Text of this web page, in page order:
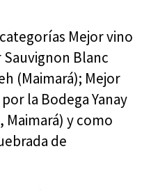
Mejor vino
Blanc
(Maimará); Mejor
la Bodega Yanay
Maimará) y como
de